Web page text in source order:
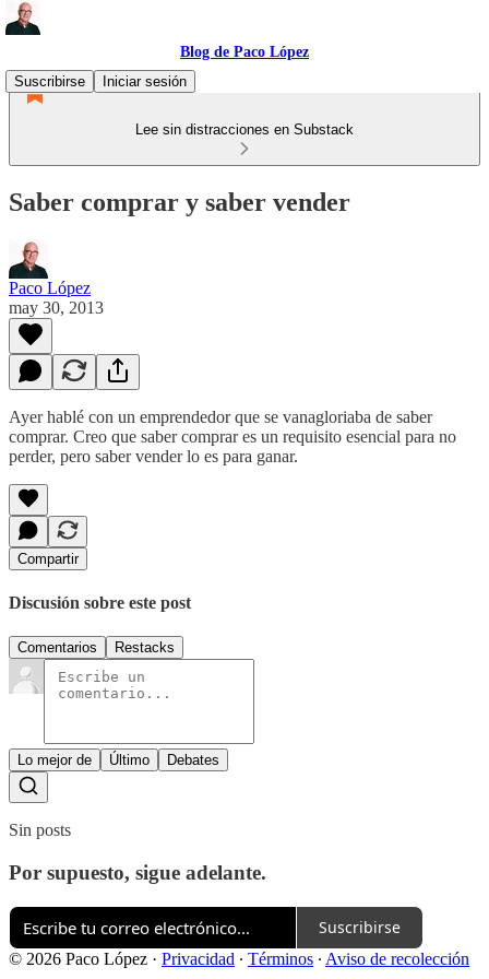
Blog de Paco López
Suscribirse
Iniciar sesión
Lee sin distracciones en Substack
Saber comprar y saber vender
Paco López
may 30, 2013
Ayer hablé con un emprendedor que se vanagloriaba de saber
comprar. Creo que saber comprar es un requisito esencial para no
perder, pero saber vender lo es para ganar.
Compartir
Discusión sobre este post
Comentarios Restacks
Lo mejor de Último Debates
Sin posts
Por supuesto, sigue adelante.
Suscribirse
© 2026 Paco López · Privacidad ∙ Términos ∙ Aviso de recolección